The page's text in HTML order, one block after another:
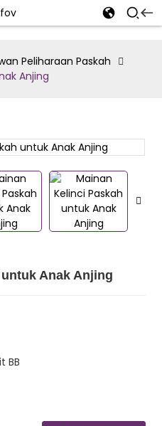
Peliharaan Paskah
Anjing
Anak Anjing
BB